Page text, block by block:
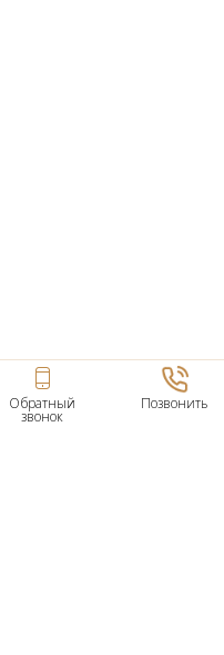
Обратный
звонок
Позвонить